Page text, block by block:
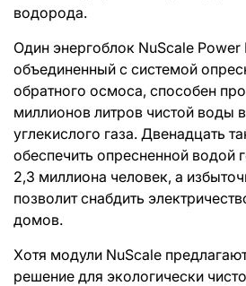
водорода.
Один энергоблок NuScale Power
объединенный с системой
обратного осмоса, способен
миллионов литров чистой воды
углекислого газа. Двенадцать
обеспечить опресненной водой
2,3 миллиона человек, а
позволит снабдить
домов.
Хотя модули NuScale
решение для экологически